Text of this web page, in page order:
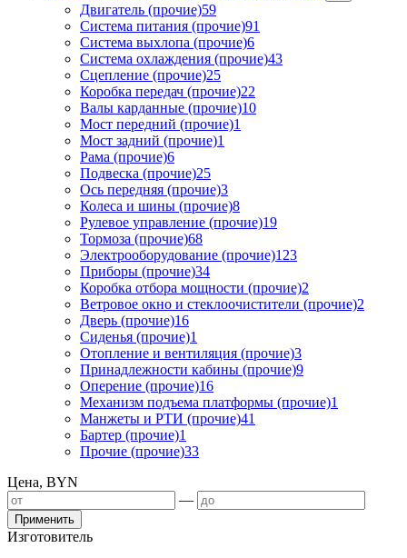
Двигатель (прочие)59
Система питания (прочие)91
Система выхлопа (прочие)6
Система охлаждения (прочие)43
Сцепление (прочие)25
Коробка передач (прочие)22
Валы карданные (прочие)10
Мост передний (прочие)1
Мост задний (прочие)1
Рама (прочие)6
Подвеска (прочие)25
Ось передняя (прочие)3
Колеса и шины (прочие)8
Рулевое управление (прочие)19
Тормоза (прочие)68
Электрооборудование (прочие)123
Приборы (прочие)34
Коробка отбора мощности (прочие)2
Ветровое окно и стеклоочистители (прочие)2
Дверь (прочие)16
Сиденья (прочие)1
Отопление и вентиляция (прочие)3
Принадлежности кабины (прочие)9
Оперение (прочие)16
Механизм подъема платформы (прочие)1
Манжеты и РТИ (прочие)41
Бартер (прочие)1
Прочие (прочие)33
Цена, BYN
—
Применить
Изготовитель